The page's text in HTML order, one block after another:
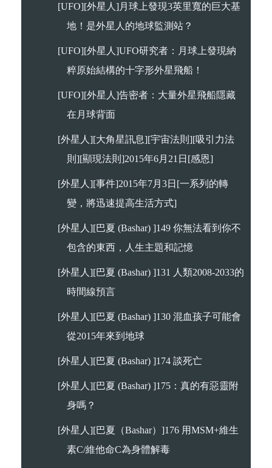
[UFO][外星人]月球上發現3英里寬的巨大基
地！是外星人的地球監測站？
[UFO][外星人]UFO研究者：月球上發現納
粹原始結構的十字形外星飛船！
[UFO][外星人]告密者：大量外星飛船隱藏
在月球背面
[外星人][大角星訊息][宇宙法則][吸引力法
則][顯現法則]2015年6月21日[感恩]
[外星人][事件]2015年7月3日[一系列的轉
變，將迅速提高生活方式]
[外星人][巴夏 (Bashar) ]149 你無法看到你不
包含的東西，人生主題和記憶
[外星人][巴夏 (Bashar) ]131 人類2008-2033的
時間線預言
[外星人][巴夏 (Bashar) ]130 混血孩子可能會
從2015年來到地球
[外星人][巴夏 (Bashar) ]174 談死亡
[外星人][巴夏 (Bashar) ]175：真的有惡靈附
身嗎？
[外星人][巴夏（Bashar）]176 用MSM+維生
素C/維他命C為身體解毒